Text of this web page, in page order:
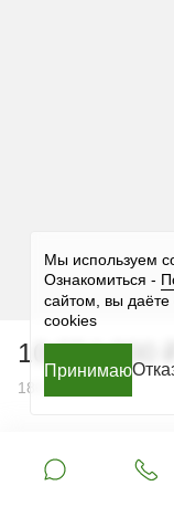
Мы используем
Ознакомиться -
сайтом, вы
cookies
Принимаю
Принимаю
Принимаю
Принимаю
Принимаю
10 954 800 ₽
180 000 ₽ за м 2